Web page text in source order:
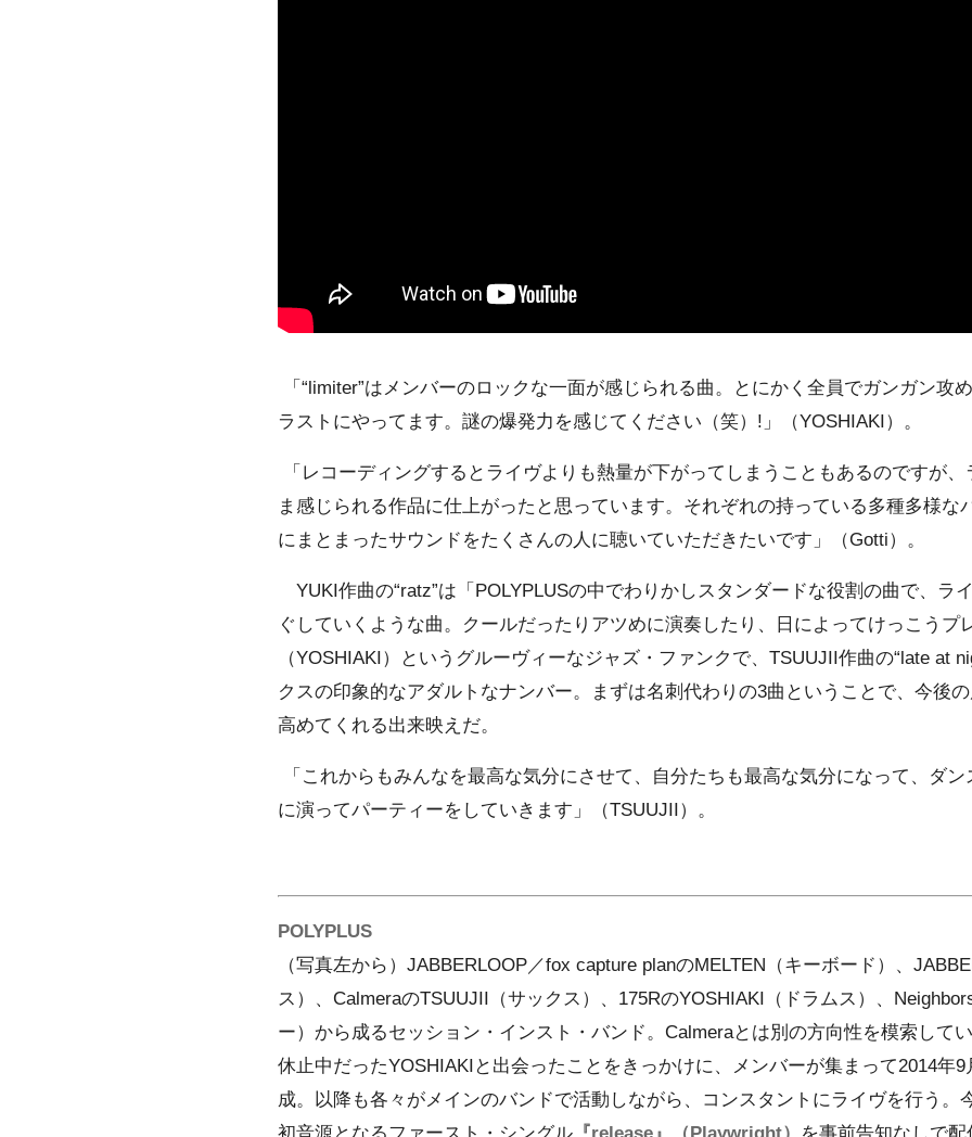
「“limiter”はメンバーのロックな一面が感じられる曲。とにかく全員でガンガン攻
ラストにやってます。謎の爆発力を感じてください（笑）!」（YOSHIAKI）。
「レコーディングするとライヴよりも熱量が下がってしまうこともあるのですが、
ま感じられる作品に仕上がったと思っています。それぞれの持っている多種多様な
にまとまったサウンドをたくさんの人に聴いていただきたいです」（Gotti）。
YUKI作曲の“ratz”は「POLYPLUSの中でわりかしスタンダードな役割の曲で、ラ
ぐしていくような曲。クールだったりアツめに演奏したり、日によってけっこうプ
（YOSHIAKI）というグルーヴィーなジャズ・ファンクで、TSUUJII作曲の“late at
クスの印象的なアダルトなナンバー。まずは名刺代わりの3曲ということで、今後
高めてくれる出来映えだ。
「これからもみんなを最高な気分にさせて、自分たちも最高な気分になって、ダ
に演ってパーティーをしていきます」（TSUUJII）。
POLYPLUS
（写真左から）JABBERLOOP／fox capture planのMELTEN（キーボード）、
ス）、CalmeraのTSUUJII（サックス）、175RのYOSHIAKI（ドラムス）、
ー）から成るセッション・インスト・バンド。Calmeraとは別の方向性を模索して
休止中だったYOSHIAKIと出会ったことをきっかけに、メンバーが集まって2014年
成。以降も各々がメインのバンドで活動しながら、コンスタントにライヴを行う。